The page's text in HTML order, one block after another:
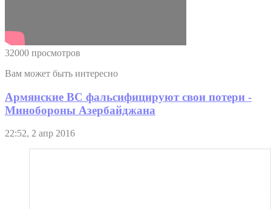
32000 просмотров
Вам может быть интересно
Армянские ВС фальсифицируют свои потери -
Минобороны Азербайджана
22:52, 2 апр 2016